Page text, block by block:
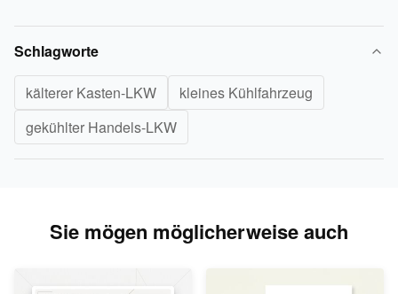
Schlagworte
kälterer Kasten-LKW
kleines Kühlfahrzeug
gekühlter Handels-LKW
Sie mögen möglicherweise auch